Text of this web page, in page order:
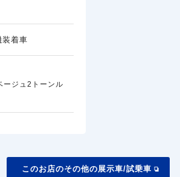
装着車
ージュ2トーンル
このお店のその他の展示車/試乗車